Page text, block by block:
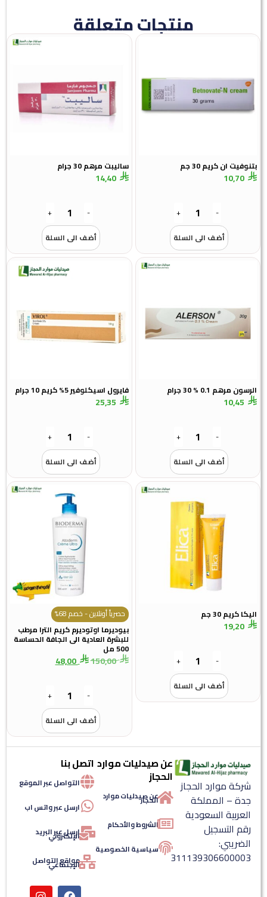
منتجات متعلقة
بتنوفيت ان كريم 30 جم
10,70
-
+
أضف الى السلة
ساليبت مرهم 30 جرام
14,40
-
+
أضف الى السلة
الرسون مرهم 0.1 % 30 جرام
10,45
-
+
أضف الى السلة
فايرول اسيكلوفير 5% كريم 10 جرام
25,35
-
+
أضف الى السلة
اليكا كريم 30 جم
19,20
-
+
أضف الى السلة
حصرياً أونلاين - خصم 68%
بيوديرما اوتوديرم كريم الترا مرطب
للبشرة العادية الى الجافة الحساسة
500 مل
150,00
48,00
-
+
أضف الى السلة
شركة موارد الحجاز
جدة – المملكة
العربية السعودية
رقم التسجيل
الضريبي:
311139306600003
عن صيدليات موارد
الحجاز
عن صيدليات موارد
الحجاز
الشروط والأحكام
سياسية الخصوصية
اتصل بنا
التواصل عبر الموقع
ارسل عبر واتس اب
ارسل عبر البريد
الإلكتروني
مواقع التواصل
الإجتماعي